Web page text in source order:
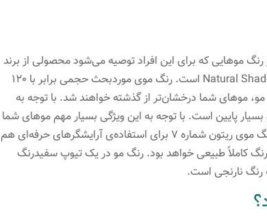
موهایی که برای این افراد توصیه می‌شود محصولی از برند
ایتالیایی «ریتون» (Reyton) است. این رنگ مو شماره 7 نام دارد. شماره 7 عضو بلوند سری معروف Natural Shades است. رنگ موی موردبحث حجمی برابر با 120
موهای شما درخشان‌تر از گذشته خواهند شد. با توجه به
رنگ مو بسیار پایین است. با توجه به این ویژگی بسیار مهم موهای شما
آسیب نخواهند دید. ماندگاری این رنگ مو بسیار بالا است و به‌آسانی و به‌مرورزمان کمرنگ نمی‌شود. رنگ موی ریتون شماره 7 برای استفاده‌ی آرایشگرهای حرفه‌ای هم
کاملاً طبیعی خواهد بود. رنگ مو در یک تیوپ سفیدرنگ
رنگ نارنجی است.